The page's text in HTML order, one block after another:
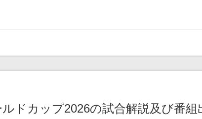
ドカップ2026の試合解説及び番組